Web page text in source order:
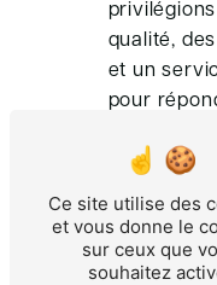
qualité,
et un
pour
et
Nos
sont à
et vous
long de
Ce site utilise des
et vous donne le
sur ceux que
souhaitez